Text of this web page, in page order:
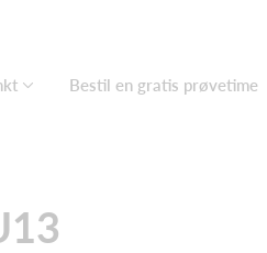
Bestil en gratis prøvetime